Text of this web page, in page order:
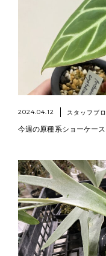
2024.04.12 スタッフブ
今週の原種系ショーケー